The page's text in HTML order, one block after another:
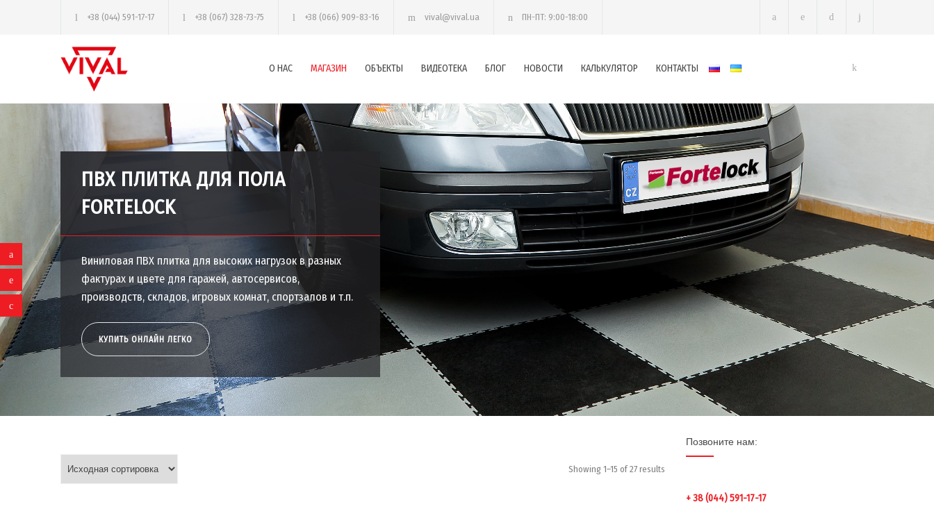
+38 (044) 591-17-17 +38 (067) 328-73-75 +38 (066) 909-83-16 vival@vival.ua ПН-ПТ: 9:00-18:00
О НАС МАГАЗИН ОБЪЕКТЫ ВИДЕОТЕКА БЛОГ НОВОСТИ КАЛЬКУЛЯТОР КОНТАКТЫ
ПВХ ПЛИТКА ДЛЯ ПОЛА
FORTELOCK
Виниловая ПВХ плитка для высоких нагрузок в разных
фактурах и цвете для гаражей, автосервисов,
производств, складов, игровых комнат, спортзалов и т.п.
КУПИТЬ ОНЛАЙН ЛЕГКО
Showing 1–15 of 27 results
Позвоните нам:
+ 38 (044) 591-17-17